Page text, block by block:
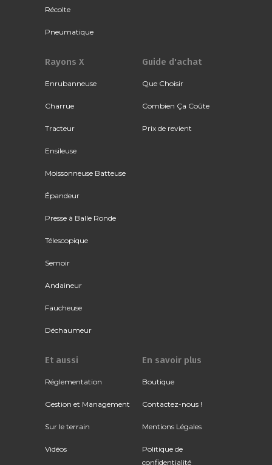
Récolte
Pneumatique
Rayons X
Enrubanneuse
Charrue
Tracteur
Ensileuse
Moissonneuse Batteuse
Épandeur
Presse à Balle Ronde
Télescopique
Semoir
Andaineur
Faucheuse
Déchaumeur
Guide d'achat
Que Choisir
Combien Ça Coûte
Prix de revient
Et aussi
Réglementation
Gestion et Management
Sur le terrain
Vidéos
En savoir plus
Boutique
Contactez-nous !
Mentions Légales
Politique de
confidentialité